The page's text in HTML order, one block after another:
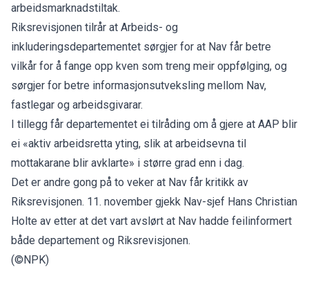
arbeidsmarknadstiltak.
Riksrevisjonen tilrår at Arbeids- og
inkluderingsdepartementet sørgjer for at Nav får betre
vilkår for å fange opp kven som treng meir oppfølging, og
sørgjer for betre informasjonsutveksling mellom Nav,
fastlegar og arbeidsgivarar.
I tillegg får departementet ei tilråding om å gjere at AAP blir
ei «aktiv arbeidsretta yting, slik at arbeidsevna til
mottakarane blir avklarte» i større grad enn i dag.
Det er andre gong på to veker at Nav får kritikk av
Riksrevisjonen. 11. november gjekk Nav-sjef Hans Christian
Holte av etter at det vart avslørt at Nav hadde feilinformert
både departement og Riksrevisjonen.
(©NPK)